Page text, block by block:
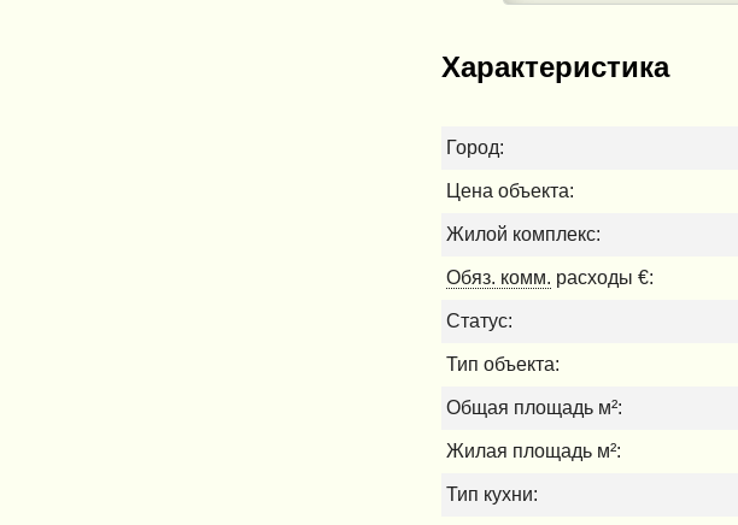
Характеристика
Город:
Цена объекта:
Жилой комплекс:
Обяз. комм. расходы €:
Статус:
Тип объекта:
Общая площадь м²:
Жилая площадь м²:
Тип кухни: